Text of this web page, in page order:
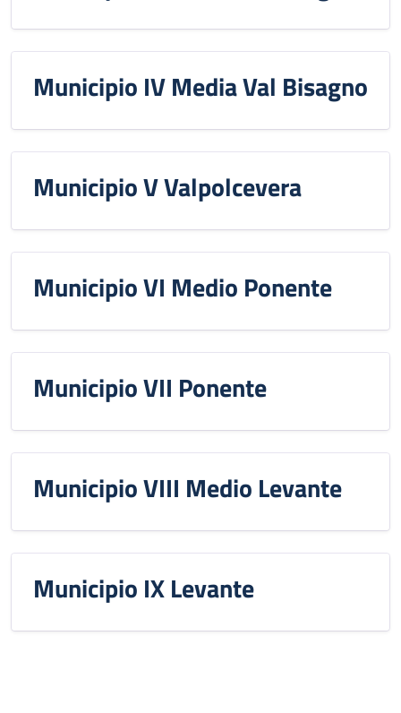
Municipio IV Media Val Bisagno
Municipio V Valpolcevera
Municipio VI Medio Ponente
Municipio VII Ponente
Municipio VIII Medio Levante
Municipio IX Levante